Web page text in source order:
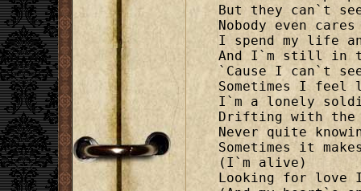
But they can`t
Nobody even
I spend my life
And I`m still in
`Cause I can`t
Sometimes I feel
I`m a lonely
Drifting with the
Never quite
Sometimes it
(I`m alive)
Looking for love